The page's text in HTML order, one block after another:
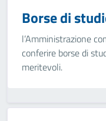
Borse di
l’Amministrazione
conferire borse di
meritevoli.